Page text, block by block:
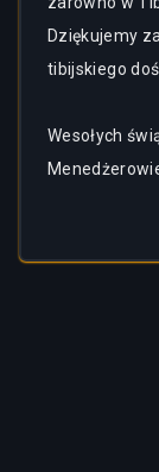
Dziękujemy
tibijskiego
Wesołych